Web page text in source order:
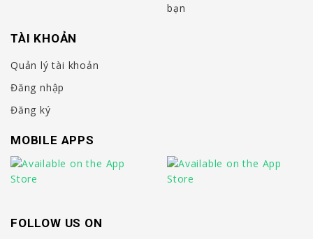
bạn
TÀI KHOẢN
Quản lý tài khoản
Đăng nhập
Đăng ký
MOBILE APPS
FOLLOW US ON